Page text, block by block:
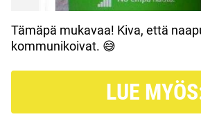
Tämäpä mukavaa! Kiva, että
kommunikoivat. 😅
LUE